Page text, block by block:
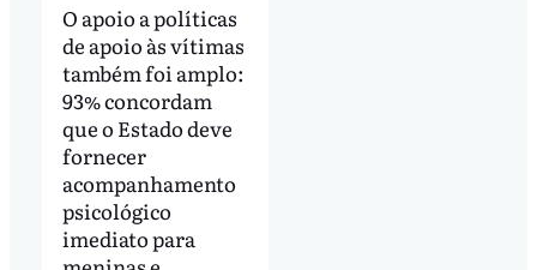
O apoio a políticas
de apoio às vítimas
também foi amplo:
93% concordam
que o Estado deve
fornecer
acompanhamento
psicológico
imediato para